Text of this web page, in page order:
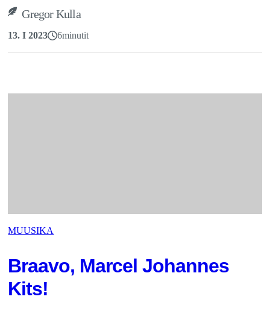
Gregor Kulla
13. I 2023 6minutit
MUUSIKA
Braavo, Marcel Johannes
Kits!